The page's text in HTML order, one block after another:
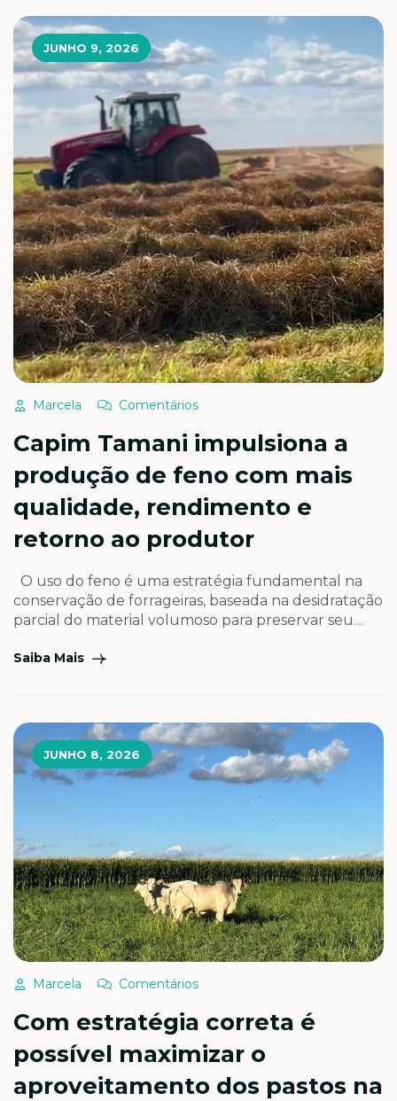
JUNHO 9, 2026
Marcela Comentários
Capim Tamani impulsiona a
produção de feno com mais
qualidade, rendimento e
retorno ao produtor
O uso do feno é uma estratégia fundamental na
conservação de forrageiras, baseada na desidratação
parcial do material volumoso para preservar seu
elevado do processo, a escolha costuma recair sobre
Saiba Mais
JUNHO 8, 2026
Marcela Comentários
Com estratégia correta é
possível maximizar o
aproveitamento dos pastos na